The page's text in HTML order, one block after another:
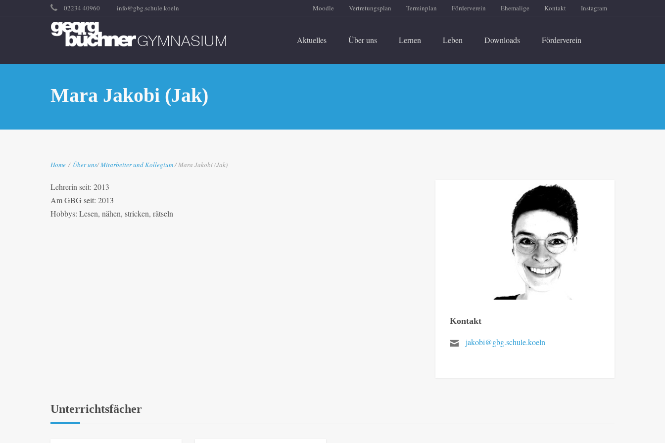
02234 40960 info@gbg.schule.koeln Moodle Vertretungsplan Terminplan Förderverein Ehemalige Kontakt Instagram
Aktuelles Über uns Lernen Leben Downloads Förderverein
Mara Jakobi (Jak)
Home / Über uns/Mitarbeiter und Kollegium/ Mara Jakobi (Jak)
Lehrerin seit: 2013
Am GBG seit: 2013
Hobbys: Lesen, nähen, stricken, rätseln
Kontakt
jakobi@gbg.schule.koeln
Unterrichtsfächer